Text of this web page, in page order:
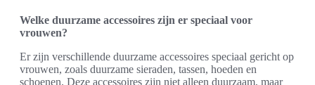
Welke duurzame accessoires zijn er speciaal voor
vrouwen?
Er zijn verschillende duurzame accessoires speciaal gericht op
vrouwen, zoals duurzame sieraden, tassen, hoeden en
schoenen. Deze accessoires zijn niet alleen duurzaam, maar